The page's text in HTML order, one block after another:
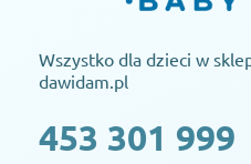
Wszystko dla dzieci w
dawidam.pl
453 301 999